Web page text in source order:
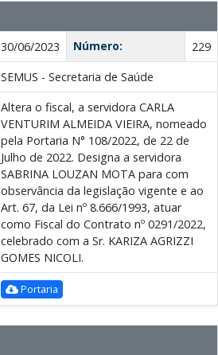
30/06/2023 Número:
229
SEMUS - Secretaria de Saúde
Altera o fiscal, a servidora CARLA
VENTURIM ALMEIDA VIEIRA, nomeado
pela Portaria N° 108/2022, de 22 de
Julho de 2022. Designa a servidora
SABRINA LOUZAN MOTA para com
observância da legislação vigente e ao
Art. 67, da Lei nº 8.666/1993, atuar
como Fiscal do Contrato nº 0291/2022,
celebrado com a Sr. KARIZA AGRIZZI
GOMES NICOLI.
Portaria